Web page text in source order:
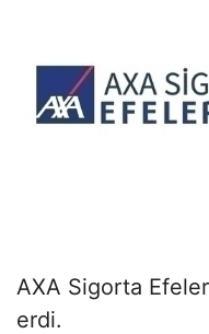
AXA Sigorta
erdi.